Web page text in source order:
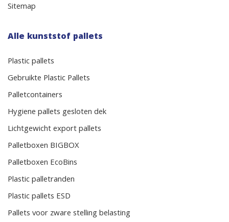
Sitemap
Alle kunststof pallets
Plastic pallets
Gebruikte Plastic Pallets
Palletcontainers
Hygiene pallets gesloten dek
Lichtgewicht export pallets
Palletboxen BIGBOX
Palletboxen EcoBins
Plastic palletranden
Plastic pallets ESD
Pallets voor zware stelling belasting